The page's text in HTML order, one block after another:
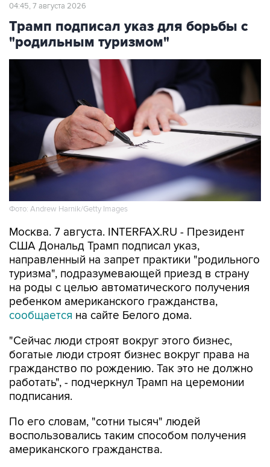
04:45, 7 августа 2026
Трамп подписал указ для борьбы с
"родильным туризмом"
Фото: Andrew Harnik/Getty Images
Москва. 7 августа. INTERFAX.RU - Президент
США Дональд Трамп подписал указ,
направленный на запрет практики "родильного
туризма", подразумевающей приезд в страну
на роды с целью автоматического получения
ребенком американского гражданства,
сообщается на сайте Белого дома.
"Сейчас люди строят вокруг этого бизнес,
богатые люди строят бизнес вокруг права на
гражданство по рождению. Так это не должно
работать", - подчеркнул Трамп на церемонии
подписания.
По его словам, "сотни тысяч" людей
воспользовались таким способом получения
американского гражданства.